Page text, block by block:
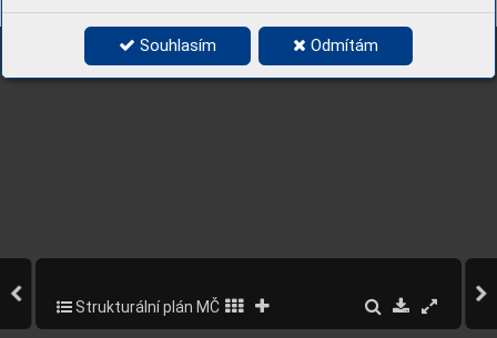
Souhlasím Odmítám
Strukturální plán MČ Praha 5